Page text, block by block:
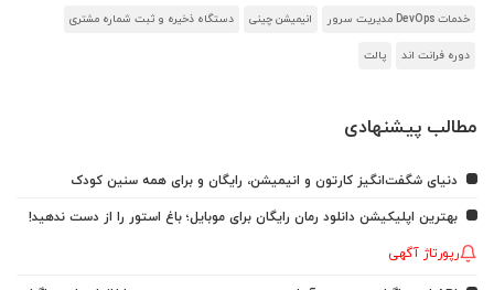
خدمات DevOps مدیریت سرور انیمیشن چینی دستگاه ذخیره و ثبت شماره مشتری
دوره فرانت اند پالت
مطالب پیشنهادی
دنیای شگفت‌انگیز کارتون و انیمیشن، رایگان و برای همه سنین کودک
بهترین اپلیکیشن دانلود رمان رایگان برای موبایل؛ باغ استور را از دست ندهید!
رپورتاژ آگهی